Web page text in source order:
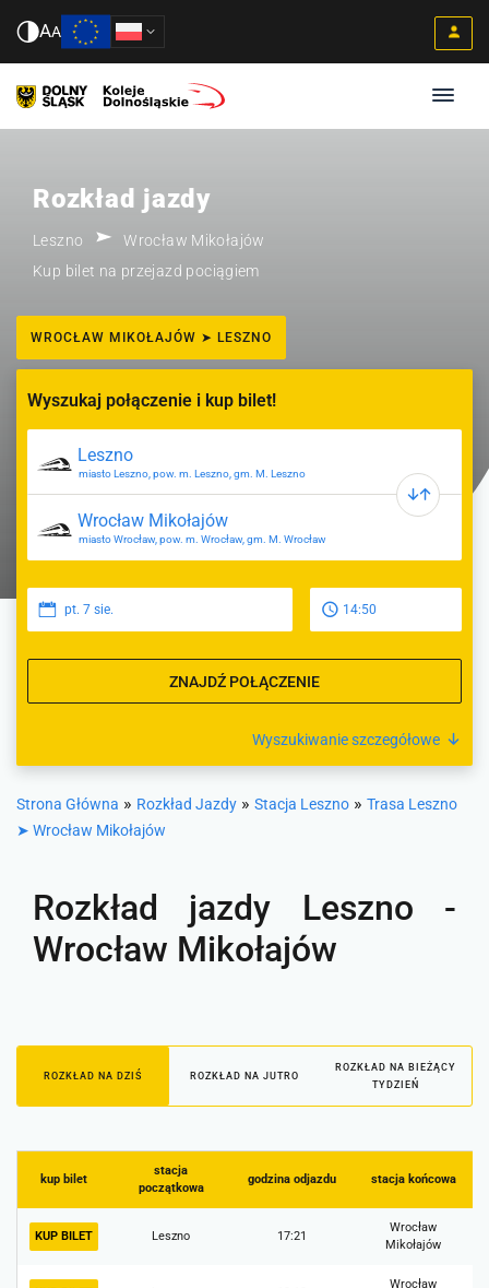
AA
Rozkład jazdy
Leszno
Wrocław Mikołajów
Kup bilet na przejazd pociągiem
WROCŁAW MIKOŁAJÓW ➤ LESZNO
Wyszukaj połączenie i kup bilet!
miasto Leszno, pow. m. Leszno, gm. M. Leszno
miasto Wrocław, pow. m. Wrocław, gm. M. Wrocław
pt. 7 sie. 14:50
ZNAJDŹ POŁĄCZENIE
Wyszukiwanie szczegółowe
Strona Główna » Rozkład Jazdy » Stacja Leszno » Trasa Leszno
➤ Wrocław Mikołajów
Rozkład jazdy Leszno -
Wrocław Mikołajów
ROZKŁAD NA DZIŚ ROZKŁAD NA JUTRO
ROZKŁAD NA BIEŻĄCY
TYDZIEŃ
stacja
początkowa
godzina odjazdu stacja końcowa
kup bilet
Leszno 17:21
Wrocław
Mikołajów
KUP BILET
Wrocław